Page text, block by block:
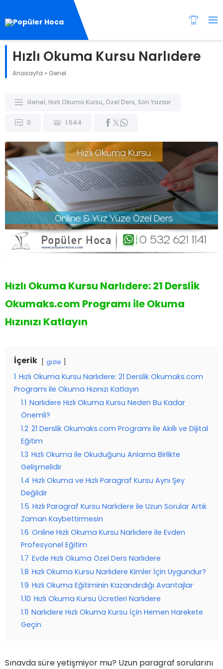
Hızlı Okuma Kursu Narlıdere
Anasayfa » Genel
Genel, Hızlı Okuma Kursu, Özel Ders, Son Yazılar
0 1.544
Hızlı Okuma Kursu Narlıdere: 21 Derslik
Okumaks.com Programı ile Okuma
Hızınızı Katlayın
İçerik gizle
1 Hızlı Okuma Kursu Narlıdere: 21 Derslik Okumaks.com
Programı ile Okuma Hızınızı Katlayın
1.1 Narlıdere Hızlı Okuma Kursu Neden Bu Kadar
Önemli?
1.2 21 Derslik Okumaks.com Programı ile Akıllı ve Dijital
Eğitim
1.3 Hızlı Okuma ile Okuduğunu Anlama Birlikte
Gelişmelidir
1.4 Hızlı Okuma ve Hızlı Paragraf Kursu Aynı Şey
Değildir
1.5 Hızlı Paragraf Kursu Narlıdere ile Uzun Sorular Artık
Zaman Kaybettirmesin
1.6 Online Hızlı Okuma Kursu Narlıdere ile Evden
Profesyonel Eğitim
1.7 Evde Hızlı Okuma Özel Ders Narlıdere
1.8 Hızlı Okuma Kursu Narlıdere Kimler İçin Uygundur?
1.9 Hızlı Okuma Eğitiminin Kazandırdığı Avantajlar
1.10 Hızlı Okuma Kursu Ücretleri Narlıdere
1.11 Narlıdere Hızlı Okuma Kursu İçin Hemen Harekete
Geçin
Sınavda süre yetişmiyor mu? Uzun paragraf sorularını